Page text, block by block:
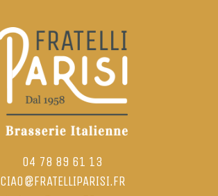
04 78 89 61 13
CIAO@FRATELLIPARISI.FR